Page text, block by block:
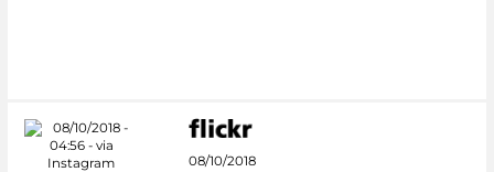
08/10/2018